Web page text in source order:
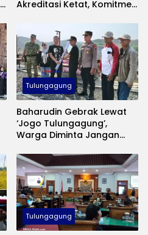
Akreditasi Ketat, Komitmen
Kesehatan
Tulungagung
Baharudin Gebrak Lewat
‘Jogo Tulungagung’,
Warga Diminta Jangan
Gangguan Keamanan
Tulungagung